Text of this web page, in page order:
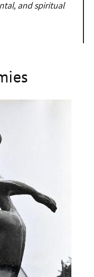
and spiritual